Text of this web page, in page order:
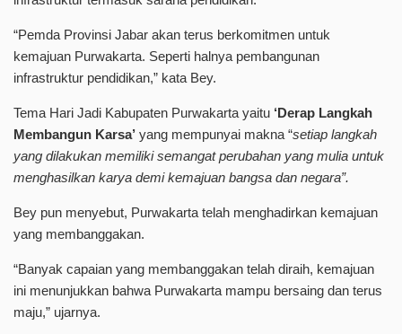
“Pemda Provinsi Jabar akan terus berkomitmen untuk
kemajuan Purwakarta. Seperti halnya pembangunan
infrastruktur pendidikan,” kata Bey.
Tema Hari Jadi Kabupaten Purwakarta yaitu ‘Derap Langkah
Membangun Karsa’ yang mempunyai makna “setiap langkah
yang dilakukan memiliki semangat perubahan yang mulia untuk
menghasilkan karya demi kemajuan bangsa dan negara”.
Bey pun menyebut, Purwakarta telah menghadirkan kemajuan
yang membanggakan.
“Banyak capaian yang membanggakan telah diraih, kemajuan
ini menunjukkan bahwa Purwakarta mampu bersaing dan terus
maju,” ujarnya.